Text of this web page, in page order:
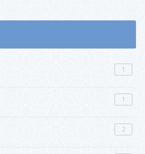
1
1
2